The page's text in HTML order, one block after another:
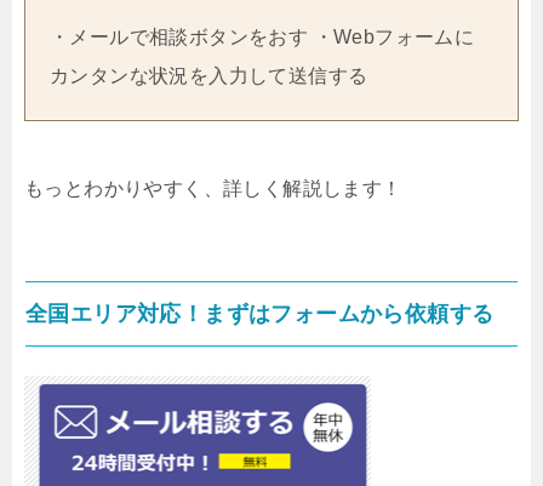
・メールで相談ボタンをおす ・Webフォームに
カンタンな状況を入力して送信する
もっとわかりやすく、詳しく解説します！
全国エリア対応！まずはフォームから依頼する